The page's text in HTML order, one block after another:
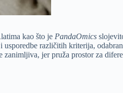
kao što je PandaOmics
različitih kriterija,
jer pruža prostor za